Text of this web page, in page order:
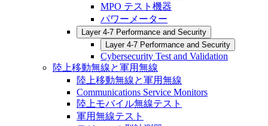
MPO テスト機器
パワーメーター
Layer 4-7 Performance and Security
Layer 4-7 Performance and Security
Cybersecurity Test and Validation
陸上移動無線と軍用無線
陸上移動無線と軍用無線
Communications Service Monitors
陸上モバイル無線テスト
軍用無線テスト